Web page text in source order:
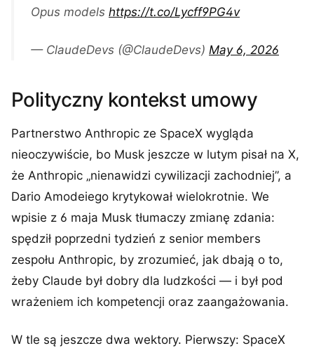
Opus models https://t.co/Lycff9PG4v
— ClaudeDevs (@ClaudeDevs) May 6, 2026
Polityczny kontekst umowy
Partnerstwo Anthropic ze SpaceX wygląda
nieoczywiście, bo Musk jeszcze w lutym pisał na X,
że Anthropic „nienawidzi cywilizacji zachodniej”, a
Dario Amodeiego krytykował wielokrotnie. We
wpisie z 6 maja Musk tłumaczy zmianę zdania:
spędził poprzedni tydzień z senior members
zespołu Anthropic, by zrozumieć, jak dbają o to,
żeby Claude był dobry dla ludzkości — i był pod
wrażeniem ich kompetencji oraz zaangażowania.
W tle są jeszcze dwa wektory. Pierwszy: SpaceX